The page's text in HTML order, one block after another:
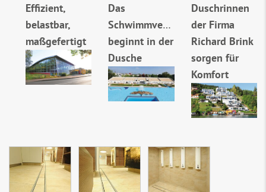
Effizient,
belastbar,
maßgefertigt
Das
Schwimmvergnügen
beginnt in der
Dusche
Duschrinnen
der Firma
Richard Brink
sorgen für
Komfort